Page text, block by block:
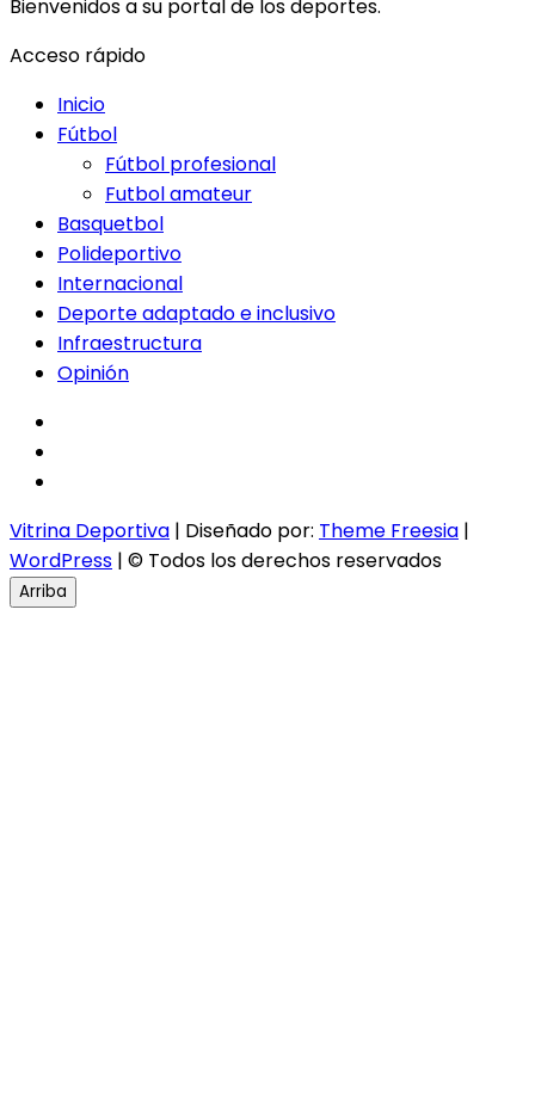
Bienvenidos a su portal de los deportes.
Acceso rápido
Inicio
Fútbol
Fútbol profesional
Futbol amateur
Basquetbol
Polideportivo
Internacional
Deporte adaptado e inclusivo
Infraestructura
Opinión
Vitrina Deportiva | Diseñado por: Theme Freesia |
WordPress | © Todos los derechos reservados
Arriba